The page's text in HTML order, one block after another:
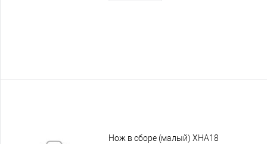
Нож в сборе (малый) XHA18